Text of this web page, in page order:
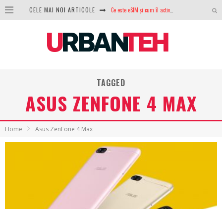
CELE MAI NOI ARTICOLE
100 GB de internet mobil gratuit de la Orange. Fără contract, fără acte și fără obligații
Analiza producției fotovoltaice în România – cât produce un sistem solar pe timp de iarnă?
NVIDIA avertizează: memoria RAM și SSD-urile ar putea deveni și mai scumpe în perioada următoare
GTA VI poate fi precomandat oficial. Rockstar dezvăluie edițiile oficiale și bonusurile pe care le primești
TAGGED
ASUS ZENFONE 4 MAX
Home Asus ZenFone 4 Max